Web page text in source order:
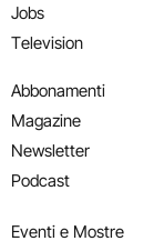
Jobs
Television
Abbonamenti
Magazine
Newsletter
Podcast
Eventi e Mostre